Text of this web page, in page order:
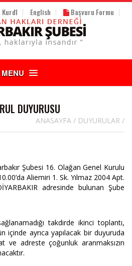
Kurdî English Başvuru Formu
MENU
DUYURUSU
ANASAYFA / DUYURULAR /
Şubesi 16. Olağan Genel Kurulu
Aliemiri 1. Sk. Yılmaz 2004 Apt.
adresinde bulunan Şube
takdirde ikinci toplantı,
içinde ayrıca yapılacak bir duyuruda
ve adreste çoğunluk aranmaksızın